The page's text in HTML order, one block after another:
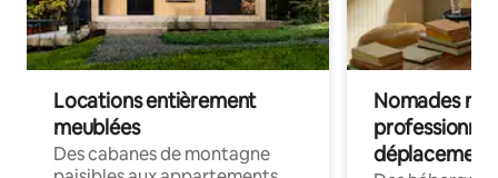
Locations entièrement
meublées
Des cabanes de montagne
Nomades
déplacement